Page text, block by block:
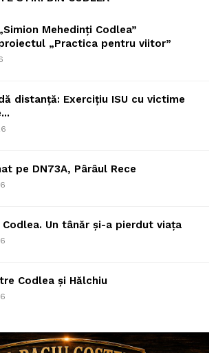
Mehedinți Codlea”
„Practica pentru viitor”
distanță: Exercițiu ISU cu victime
pe DN73A, Pârâul Rece
Un tânăr și-a pierdut viața
Codlea și Hălchiu